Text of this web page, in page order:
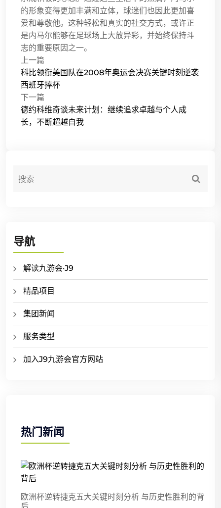
的形象变得更加丰满和立体，球迷们也因此更加喜
爱和尊敬他。这种轻松和真实的社交方式，或许正
是内马尔能够在足球场上大放异彩，并始终保持斗
志的重要原因之一。
上一篇
科比领衔美国队在2008年奥运会决赛关键时刻逆袭
西班牙捧杯
下一篇
德约科维奇谈未来计划：继续追求卓越与个人成
长，不断超越自我
导航
解读九游会·J9
精品项目
集团新闻
服务类型
加入J9九游会官方网站
热门新闻
欧洲杯逆转捷克五大关键时刻分析 与历史性胜利的背